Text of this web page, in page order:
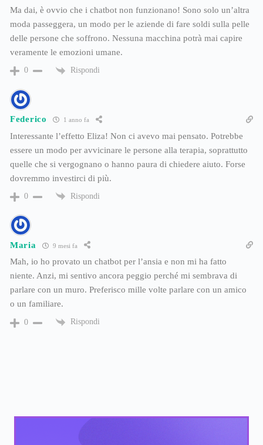
Ma dai, è ovvio che i chatbot non funzionano! Sono solo un’altra
moda passeggera, un modo per le aziende di fare soldi sulla pelle
delle persone che soffrono. Nessuna macchina potrà mai capire
veramente le emozioni umane.
0 Rispondi
Federico 1 anno fa
Interessante l’effetto Eliza! Non ci avevo mai pensato. Potrebbe
essere un modo per avvicinare le persone alla terapia, soprattutto
quelle che si vergognano o hanno paura di chiedere aiuto. Forse
dovremmo investirci di più.
0 Rispondi
Maria 9 mesi fa
Mah, io ho provato un chatbot per l’ansia e non mi ha fatto
niente. Anzi, mi sentivo ancora peggio perché mi sembrava di
parlare con un muro. Preferisco mille volte parlare con un amico
o un familiare.
0 Rispondi